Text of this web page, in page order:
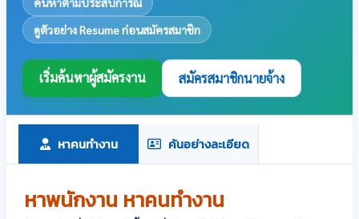
ดูตัวอย่าง Resume ก่อนสมัครสมาชิก
เริ่มค้นหาผู้สมัครงาน สมัครสมาชิกนายจ้าง
หาคนทำงาน ค้นอย่างละเอียด
หาพนักงาน หาคนทำงาน